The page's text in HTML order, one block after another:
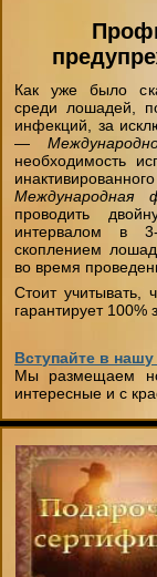
Как уже было
среди лошадей,
инфекций, за
—
необходимость
Международная
проводить
интервалом в
скоплением
во время
Стоит учитывать,
гарантирует 100%
Вступайте в нашу
Мы размещаем
интересные и с